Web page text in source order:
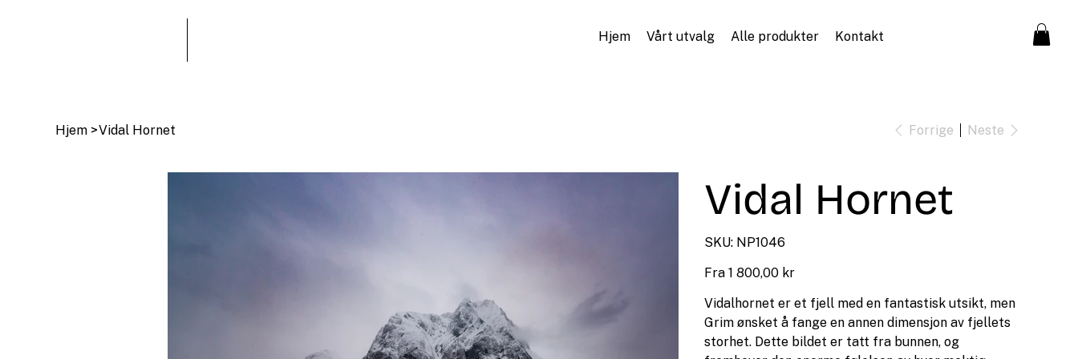
Hjem Vårt utvalg Alle produkter Kontakt
Hjem >Vidal Hornet Forrige Neste
Vidal Hornet
SKU: SKU
NP1046
NP1046
Fra Pris
1 800,00 kr
Vidalhornet er et fjell med en fantastisk utsikt, men
Grim ønsket å fange en annen dimensjon av fjellets
storhet. Dette bildet er tatt fra bunnen, og